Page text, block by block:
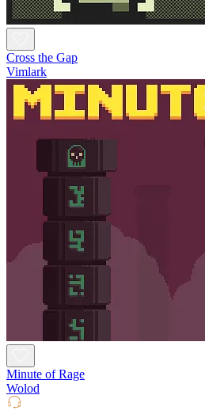
Cross the Gap
Vimlark
Minute of Rage
Wolod